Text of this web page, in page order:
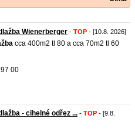
Wienerberger - TOP - [10.8. 2026]
cca 400m2 tl 80 a cca 70m2 tl 60
00
- cihelné odřez ... - TOP - [9.8.